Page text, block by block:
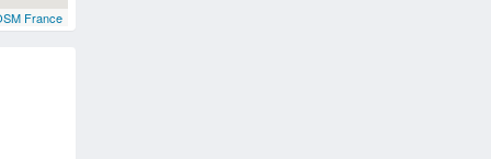
France